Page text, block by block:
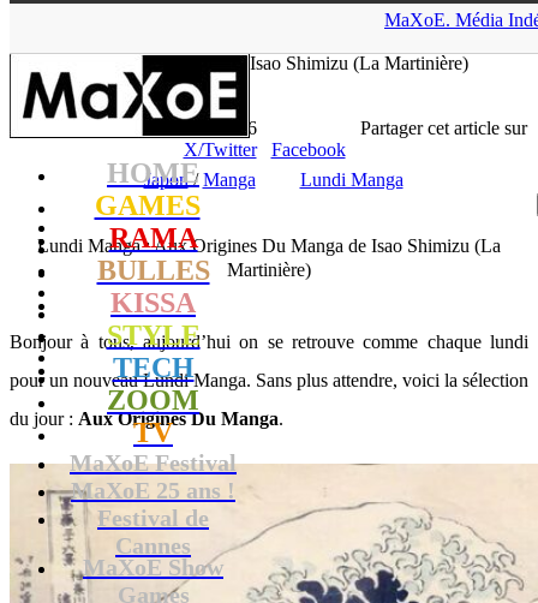
MaXoE. Média
HOME
GAMES
RAMA
BULLES
KISSA
STYLE
TECH
ZOOM
TV
MaXoE Festival
MaXoE 25 ans !
Festival de
Cannes
MaXoE Show
Games
Origines Du Manga de Isao Shimizu (La Martinière)
- 15.07.24, 16:06
Partager cet article sur
X/Twitter
Facebook
Japon/Manga Lundi Manga
Lundi Manga : Aux Origines Du Manga de Isao Shimizu (La
Martinière)
Bonjour à tous, aujourd’hui on se retrouve comme chaque lundi
pour un nouveau Lundi Manga. Sans plus attendre, voici la sélection
du jour : Aux Origines Du Manga.